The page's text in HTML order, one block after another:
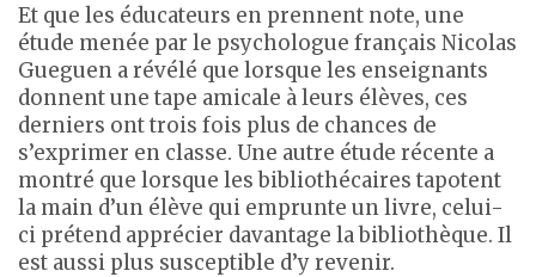
Et que les éducateurs en prennent note, une
étude menée par le psychologue français Nicolas
Gueguen a révélé que lorsque les enseignants
donnent une tape amicale à leurs élèves, ces
derniers ont trois fois plus de chances de
s’exprimer en classe. Une autre étude récente a
montré que lorsque les bibliothécaires tapotent
la main d’un élève qui emprunte un livre, celui-
ci prétend apprécier davantage la bibliothèque. Il
est aussi plus susceptible d’y revenir.